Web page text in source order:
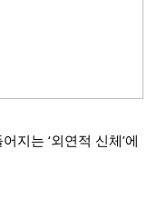
지는 ‘외연적 신체’에